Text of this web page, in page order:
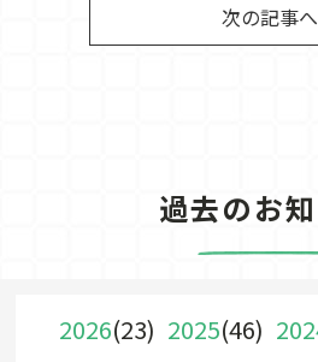
次の記事へ
過去のお
2026(23) 2025(46)